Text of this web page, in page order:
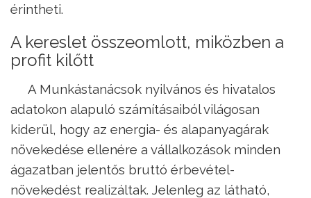
érintheti.
A kereslet összeomlott, miközben a
profit kilőtt
A Munkástanácsok nyilvános és hivatalos
adatokon alapuló számításaiból világosan
kiderül, hogy az energia- és alapanyagárak
növekedése ellenére a vállalkozások minden
ágazatban jelentős bruttó érbevétel-
növekedést realizáltak. Jelenleg az látható,